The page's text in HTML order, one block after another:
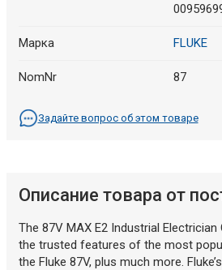
Марка FLUKE
NomNr 87
Задайте вопрос об этом товаре
Описание товара от
The 87V MAX E2 Industrial
the trusted features of the most
the Fluke 87V, plus much more.